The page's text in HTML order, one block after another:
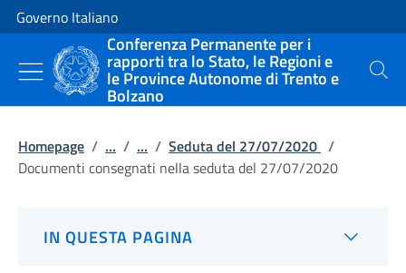
Vai al contenuto
Vai alla navigazione del sito
Governo Italiano
Conferenza Permanente per i
rapporti tra lo Stato, le Regioni e
le Province Autonome di Trento e
Bolzano
Cerca
Homepage / ... / ... / Seduta del 27/07/2020 /
Documenti consegnati nella seduta del 27/07/2020
IN QUESTA PAGINA